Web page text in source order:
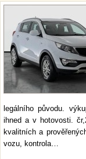
legálního původu.
ihned a v hotovosti.
kvalitních a
vozu, kontrola…